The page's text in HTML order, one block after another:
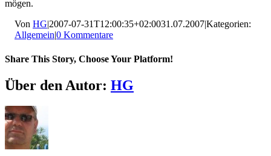
mögen.
Von HG|2007-07-31T12:00:35+02:0031.07.2007|Kategorien:
Allgemein|0 Kommentare
Share This Story, Choose Your Platform!
Facebook
X
LinkedIn
Pinterest
E-
Mail
Über den Autor: HG